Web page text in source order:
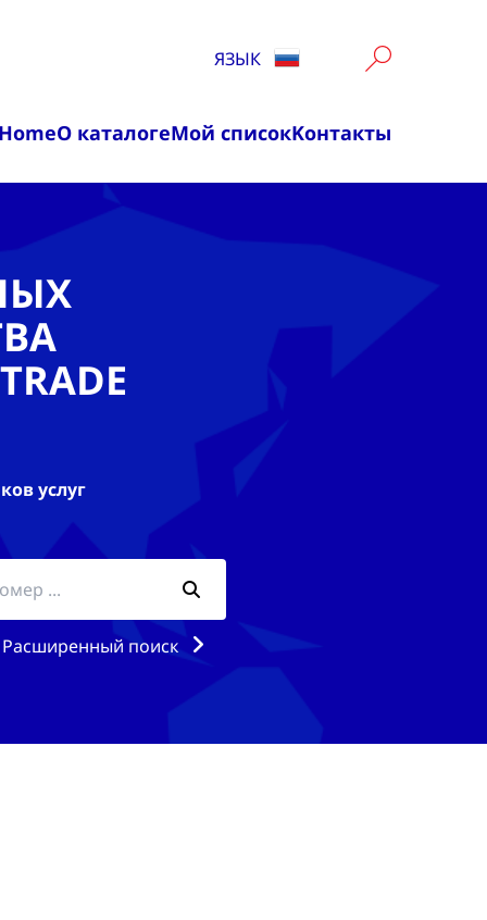
ЯЗЫК
О каталогеМой списокKонтакты
услуг
Расширенный поиск